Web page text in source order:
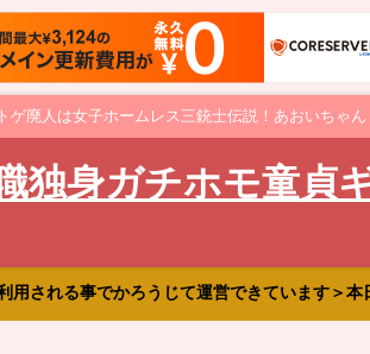
廃人は女子ホームレス三銃士伝説！あおいちゃ
独身ガチホモ童貞
される事でかろうじて運営できています＞本